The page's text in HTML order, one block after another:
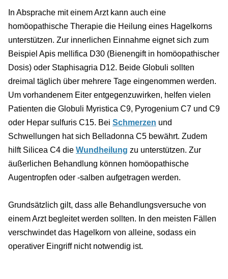
In Absprache mit einem Arzt kann auch eine
homöopathische Therapie die Heilung eines Hagelkorns
unterstützen. Zur innerlichen Einnahme eignet sich zum
Beispiel Apis mellifica D30 (Bienengift in homöopathischer
Dosis) oder Staphisagria D12. Beide Globuli sollten
dreimal täglich über mehrere Tage eingenommen werden.
Um vorhandenem Eiter entgegenzuwirken, helfen vielen
Patienten die Globuli Myristica C9, Pyrogenium C7 und C9
oder Hepar sulfuris C15. Bei Schmerzen und
Schwellungen hat sich Belladonna C5 bewährt. Zudem
hilft Silicea C4 die Wundheilung zu unterstützen. Zur
äußerlichen Behandlung können homöopathische
Augentropfen oder -salben aufgetragen werden.
Grundsätzlich gilt, dass alle Behandlungsversuche von
einem Arzt begleitet werden sollten. In den meisten Fällen
verschwindet das Hagelkorn von alleine, sodass ein
operativer Eingriff nicht notwendig ist.